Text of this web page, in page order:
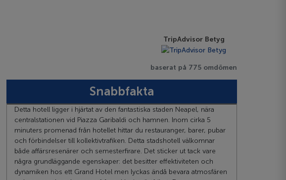
TripAdvisor Betyg
baserat på 775 omdömen
Snabbfakta
Detta hotell ligger i hjärtat av den fantastiska staden Neapel, nära
centralstationen vid Piazza Garibaldi och hamnen. Inom cirka 5
minuters promenad från hotellet hittar du restauranger, barer, pubar
och förbindelser till kollektivtrafiken. Detta stadshotell välkomnar
både affärsresenärer och semesterfirare. Det sticker ut tack vare
några grundläggande egenskaper: det besitter effektiviteten och
dynamiken hos ett Grand Hotel men lyckas ändå bevara atmosfären